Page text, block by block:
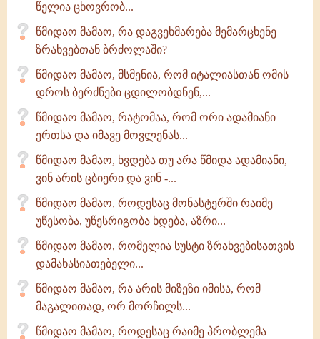
წელია ცხოვრობ...
წმიდაო მამაო, რა დაგვეხმარება მემარცხენე
ზრახვებთან ბრძოლაში?
წმიდაო მამაო, მსმენია, რომ იტალიასთან ომის
დროს ბერძნები ცდილობდნენ,...
წმიდაო მამაო, რატომაა, რომ ორი ადამიანი
ერთსა და იმავე მოვლენას...
წმიდაო მამაო, ხვდება თუ არა წმიდა ადამიანი,
ვინ არის ცბიერი და ვინ -...
წმიდაო მამაო, როდესაც მონასტერში რაიმე
უწესობა, უწესრიგობა ხდება, აზრი...
წმიდაო მამაო, რომელია სუსტი ზრახვებისათვის
დამახასიათებელი...
წმიდაო მამაო, რა არის მიზეზი იმისა, რომ
მაგალითად, ორ მორჩილს...
წმიდაო მამაო, როდესაც რაიმე პრობლემა